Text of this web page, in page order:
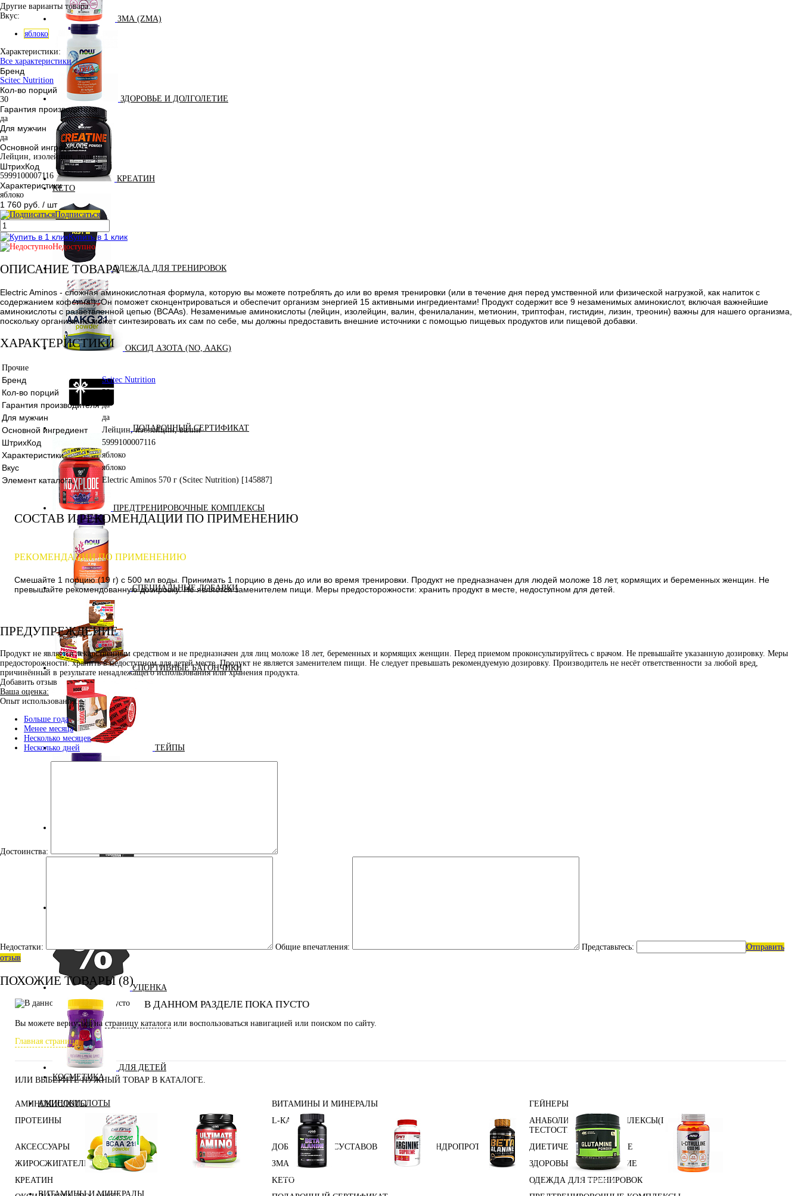
ЗМА (ZMA)
ЗДОРОВЬЕ И ДОЛГОЛЕТИЕ
КРЕАТИН
KETO
ОДЕЖДА ДЛЯ ТРЕНИРОВОК
ОКСИД АЗОТА (NO, AAKG)
ПОДАРОЧНЫЙ СЕРТИФИКАТ
ПРЕДТРЕНИРОВОЧНЫЕ КОМПЛЕКСЫ
СПЕЦИАЛЬНЫЕ ДОБАВКИ
СПОРТИВНЫЕ БАТОНЧИКИ
ТЕЙПЫ
УЦЕНКА
ДЛЯ ДЕТЕЙ
КОСМЕТИКА
АМИНОКИСЛОТЫ
Аминокислоты
отдельные
Глутамин
ВИТАМИНЫ И МИНЕРАЛЫ
Другие варианты товара:
Вкус:
яблоко
Характеристики:
Все характеристики
Бренд
Scitec Nutrition
Кол-во порций
30
Гарантия производителя
да
Для мужчин
да
Основной ингредиент
Лейцин, изолейцин, валин
ШтрихКод
5999100007116
Характеристики
яблоко
1 760 руб. / шт
Подписаться
Купить в 1 клик
Недоступно
ОПИСАНИЕ ТОВАРА
Electric Aminos - сложная аминокислотная формула, которую вы можете потреблять до или во время тренировки (или в течение дня перед умственной или физической нагрузкой, как напиток с
содержанием кофеина!). Он поможет сконцентрироваться и обеспечит организм энергией 15 активными ингредиентами! Продукт содержит все 9 незаменимых аминокислот, включая важнейшие
аминокислоты с разветвленной цепью (BCAAs). Незаменимые аминокислоты (лейцин, изолейцин, валин, фенилаланин, метионин, триптофан, гистидин, лизин, треонин) важны для нашего организма,
поскольку организм не может синтезировать их сам по себе, мы должны предоставить внешние источники с помощью пищевых продуктов или пищевой добавки.
ХАРАКТЕРИСТИКИ
Прочие
Бренд Scitec Nutrition
Кол-во порций 30
Гарантия производителя да
Для мужчин да
Основной ингредиент Лейцин, изолейцин, валин
ШтрихКод 5999100007116
Характеристики яблоко
Вкус яблоко
Элемент каталога Electric Aminos 570 г (Scitec Nutrition) [145887]
СОСТАВ И РЕКОМЕНДАЦИИ ПО ПРИМЕНЕНИЮ
РЕКОМЕНДАЦИИ ПО ПРИМЕНЕНИЮ
Смешайте 1 порцию (19 г) с 500 мл воды. Принимать 1 порцию в день до или во время тренировки. Продукт не предназначен для людей моложе 18 лет, кормящих и беременных женщин. Не
превышайте рекомендованную дозировку. Не является заменителем пищи. Меры предосторожности: хранить продукт в месте, недоступном для детей.
ПРЕДУПРЕЖДЕНИЕ
Продукт не является лекарственным средством и не предназначен для лиц моложе 18 лет, беременных и кормящих женщин. Перед приемом проконсультируйтесь с врачом. Не превышайте указанную дозировку. Меры
предосторожности: хранить в недоступном для детей месте. Продукт не является заменителем пищи. Не следует превышать рекомендуемую дозировку. Производитель не несёт ответственности за любой вред,
причинённый в результате ненадлежащего использования или хранения продукта.
Добавить отзыв
Ваша оценка:
Опыт использования:
Больше года
Менее месяца
Несколько месяцев
Несколько дней
Достоинства:
Недостатки: Общие впечатления: Представьтесь:
Отправить
отзыв
ПОХОЖИЕ ТОВАРЫ (8)
В ДАННОМ РАЗДЕЛЕ ПОКА ПУСТО
Вы можете вернуться на страницу каталога или воспользоваться навигацией или поиском по сайту.
Главная страница
ИЛИ ВЫБЕРИТЕ НУЖНЫЙ ТОВАР В КАТАЛОГЕ.
АМИНОКИСЛОТЫ ВИТАМИНЫ И МИНЕРАЛЫ
ГЕЙНЕРЫ
ПРОТЕИНЫ
L-КАРНИТИН
АНАБОЛИЧЕСКИЕ КОМПЛЕКСЫ(ПОВЫШЕНИЕ
ТЕСТОСТЕРОНА)
АКСЕССУАРЫ
ДОБАВКИ ДЛЯ СУСТАВОВ И СВЯЗОК (ХОНДРОПРОТЕКТОРЫ)
ДИЕТИЧЕСКОЕ ПИТАНИЕ
ЖИРОСЖИГАТЕЛИ
ЗМА (ZMA)
ЗДОРОВЬЕ И ДОЛГОЛЕТИЕ
КРЕАТИН
KETO
ОДЕЖДА ДЛЯ ТРЕНИРОВОК